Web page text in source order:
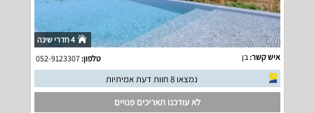
4 חדרי שינה
איש קשר: בן טלפון:052-9123307
נמצאו 8 חוות דעת אמיתיות
לא עודכנו תאריכים פנויים